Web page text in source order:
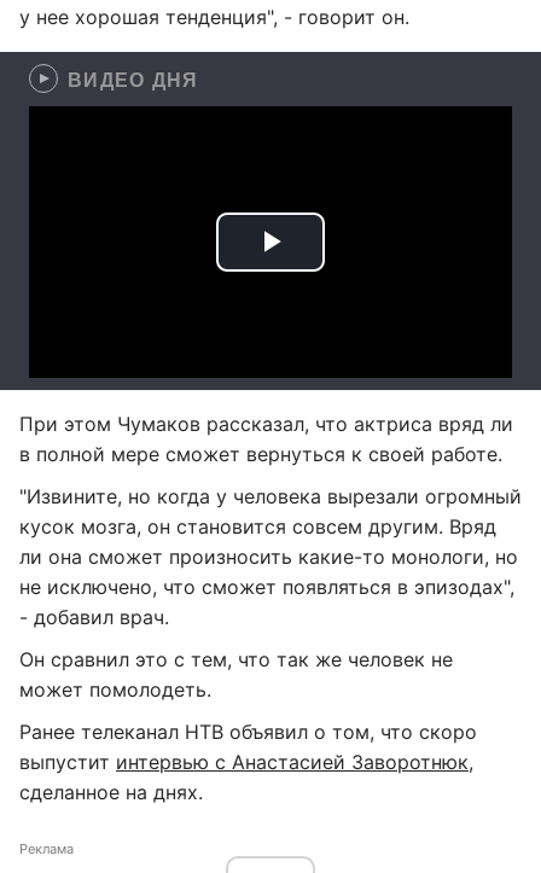
у нее хорошая тенденция", - говорит он.
ВИДЕО ДНЯ
При этом Чумаков рассказал, что актриса вряд ли
в полной мере сможет вернуться к своей работе.
"Извините, но когда у человека вырезали огромный
кусок мозга, он становится совсем другим. Вряд
ли она сможет произносить какие-то монологи, но
не исключено, что сможет появляться в эпизодах",
- добавил врач.
Он сравнил это с тем, что так же человек не
может помолодеть.
Ранее телеканал НТВ объявил о том, что скоро
выпустит интервью с Анастасией Заворотнюк,
сделанное на днях.
Реклама